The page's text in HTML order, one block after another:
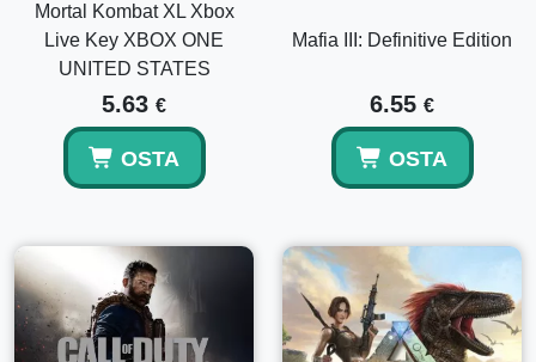
Mortal Kombat XL Xbox
Live Key XBOX ONE
UNITED STATES
5.63 €
OSTA
Mafia III: Definitive Edition
6.55 €
OSTA